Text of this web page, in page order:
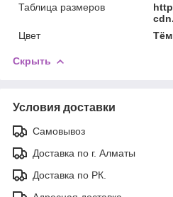
Таблица размеров
Цвет
Скрыть
Условия доставки
Самовывоз
Доставка по г. Алматы
Доставка по РК.